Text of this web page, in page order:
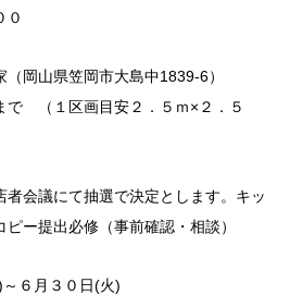
０
岡山県笠岡市大島中1839-6）
で （１区画目安２．５ｍ×２．５
会議にて抽選で決定とします。キッ
ー提出必修（事前確認・相談）
６月３０日(火)